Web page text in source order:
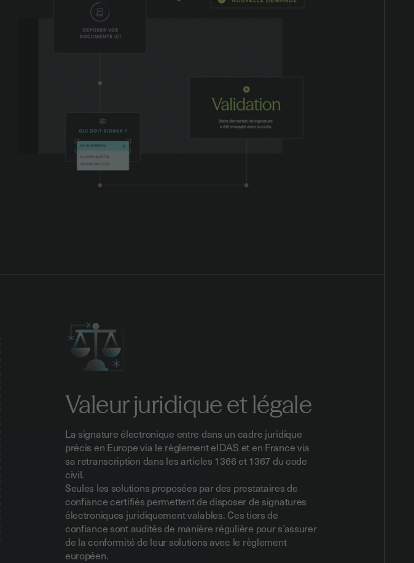
Valeur juridique et légale
La signature électronique entre dans un cadre juridique
précis en Europe via le règlement eIDAS et en France via
sa retranscription dans les articles 1366 et 1367 du code
civil.
Seules les solutions proposées par des prestataires de
confiance certifiés permettent de disposer de signatures
électroniques juridiquement valables. Ces tiers de
confiance sont audités de manière régulière pour s’assurer
de la conformité de leur solutions avec le règlement
européen.